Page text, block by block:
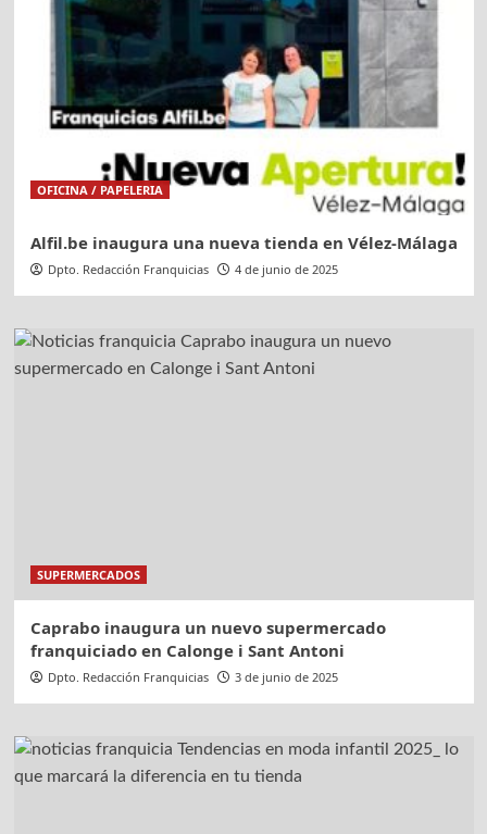
OFICINA / PAPELERIA
Alfil.be inaugura una nueva tienda en Vélez-Málaga
Dpto. Redacción Franquicias 4 de junio de 2025
SUPERMERCADOS
Caprabo inaugura un nuevo supermercado
franquiciado en Calonge i Sant Antoni
Dpto. Redacción Franquicias 3 de junio de 2025